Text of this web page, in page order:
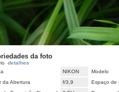
da foto
detalhes
NIKON
Modelo
da Abertura
f/3,9
Espaço de